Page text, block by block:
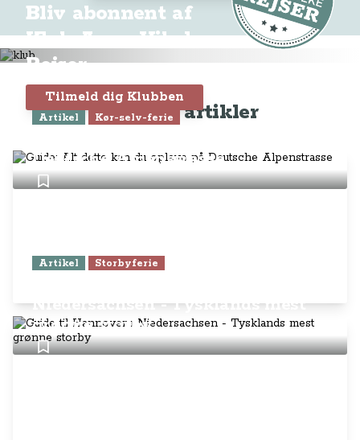
Bliv abonnent af
Klub Anne-Vibeke
Rejser
Tilmeld dig Klubben
Seneste artikler
Artikel Kør-selv-ferie
Deutsche Alpenstrasse
Artikel Storbyferie
Niedersachsen - Tysklands mest
grønne storby